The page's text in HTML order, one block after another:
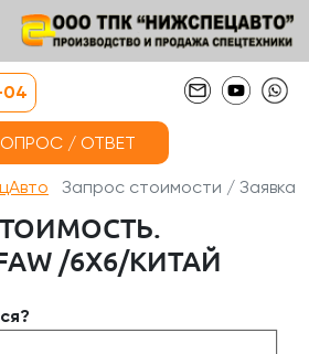
04
/ ОТВЕТ
Запрос стоимости / Заявка
/6Х6/КИТАЙ